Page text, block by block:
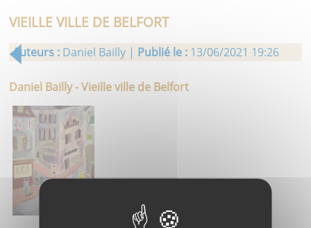
VIEILLE VILLE DE BELFORT
Auteurs : Daniel Bailly | Publié le : 13/06/2021 19:26
Daniel Bailly - Vieille ville de Belfort